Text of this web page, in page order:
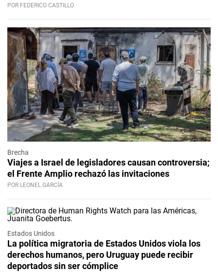
POR FEDERICO CASTILLO
Brecha
Viajes a Israel de legisladores causan controversia;
el Frente Amplio rechazó las invitaciones
POR LEONEL GARCÍA
Estados Unidos
La política migratoria de Estados Unidos viola los
derechos humanos, pero Uruguay puede recibir
deportados sin ser cómplice